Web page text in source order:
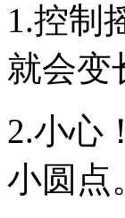
1.控制
就会变
2.小心
小圆点